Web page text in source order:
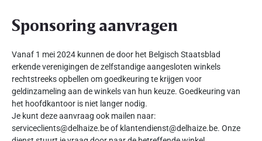
Sponsoring aanvragen
Vanaf 1 mei 2024 kunnen de door het Belgisch Staatsblad
erkende verenigingen de zelfstandige aangesloten winkels
rechtstreeks opbellen om goedkeuring te krijgen voor
geldinzameling aan de winkels van hun keuze. Goedkeuring van
het hoofdkantoor is niet langer nodig.
Je kunt deze aanvraag ook mailen naar:
serviceclients@delhaize.be of klantendienst@delhaize.be. Onze